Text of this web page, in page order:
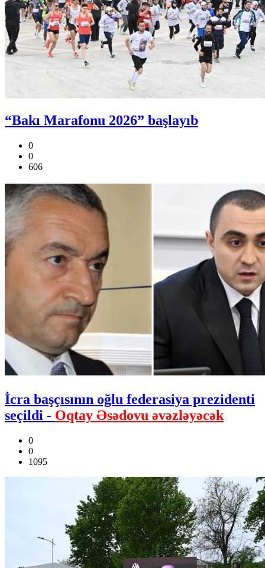
“Bakı Marafonu 2026” başlayıb
0
0
606
İcra başçısının oğlu federasiya prezidenti
seçildi - Oqtay Əsədovu əvəzləyəcək
0
0
1095